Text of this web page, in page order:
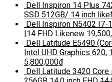
Dell Inspiron 14 Plus
SSD 512GB/ 14 inch
Dell Inspiron N5402 I7-
|14 FHD Likenew
Dell Latitude E5490
Intel UHD Graphics 620,
5,800,000₫
Dell Latitude 3420 Core